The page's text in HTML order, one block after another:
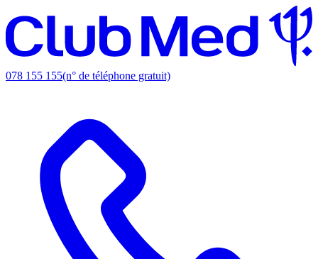
078 155 155(n° de téléphone gratuit)